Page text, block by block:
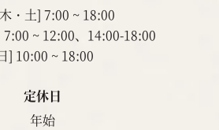
・土] 7:00 ~ 18:00
~ 12:00、14:00-18:00
] 10:00 ~ 18:00
定休日
年始